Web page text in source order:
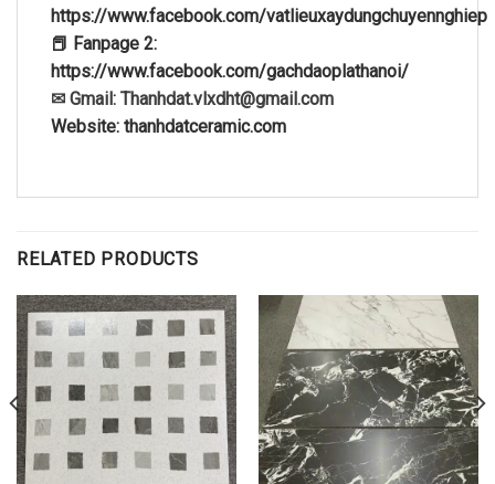
https://www.facebook.com/vatlieuxaydungchuyennghiep
📕 Fanpage 2:
https://www.facebook.com/gachdaoplathanoi/
✉ Gmail: Thanhdat.vlxdht@gmail.com
Website: thanhdatceramic.com
RELATED PRODUCTS